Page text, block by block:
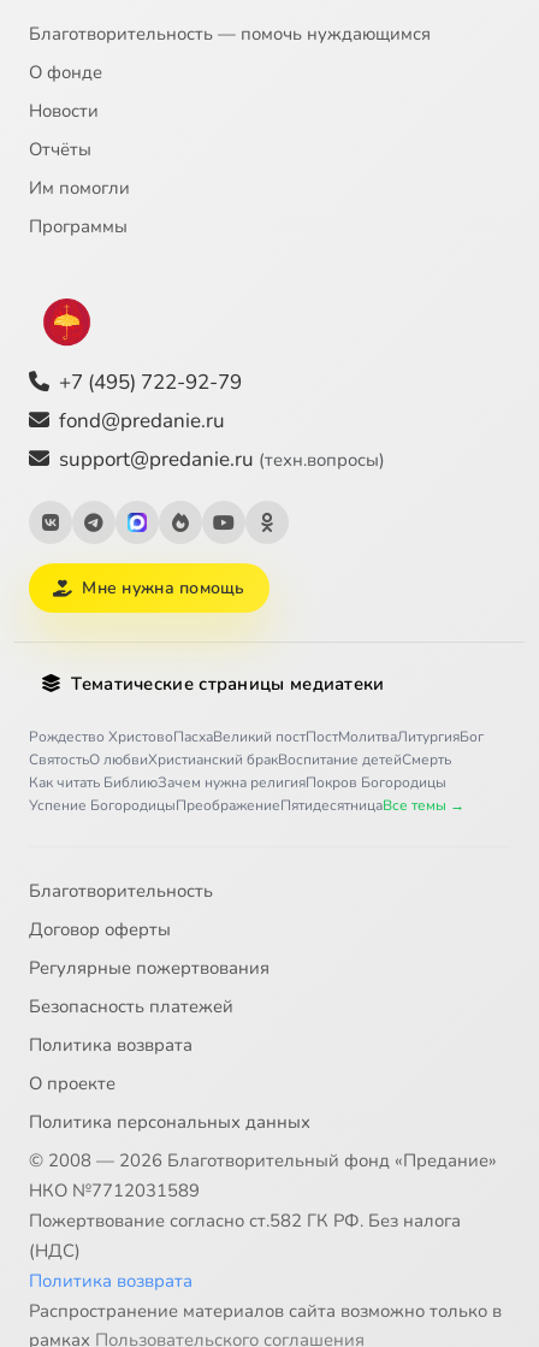
Благотворительность — помочь нуждающимся
О фонде
Новости
Отчёты
Им помогли
Программы
+7 (495) 722-92-79
fond@predanie.ru
support@predanie.ru (техн.вопросы)
Мне нужна помощь
Тематические страницы медиатеки
Рождество ХристовоПасхаВеликий постПостМолитваЛитургияБог
СвятостьО любвиХристианский бракВоспитание детейСмерть
Как читать БиблиюЗачем нужна религияПокров Богородицы
Успение БогородицыПреображениеПятидесятницаВсе темы →
Благотворительность
Договор оферты
Регулярные пожертвования
Безопасность платежей
Политика возврата
О проекте
Политика персональных данных
© 2008 — 2026 Благотворительный фонд «Предание»
НКО №7712031589
Пожертвование согласно ст.582 ГК РФ. Без налога
(НДС)
Политика возврата
Распространение материалов сайта возможно только в
рамках Пользовательского соглашения